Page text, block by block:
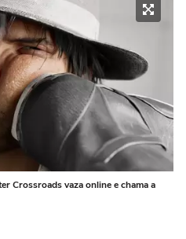
Crossroads vaza online e chama a